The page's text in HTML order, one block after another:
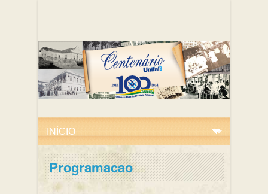
Programacao